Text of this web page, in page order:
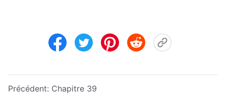
Précédent: Chapitre 39